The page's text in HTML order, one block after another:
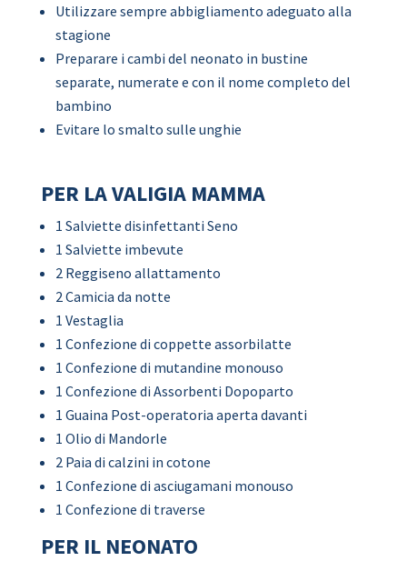
Utilizzare sempre abbigliamento adeguato alla
stagione
Preparare i cambi del neonato in bustine
separate, numerate e con il nome completo del
bambino
Evitare lo smalto sulle unghie
PER LA VALIGIA MAMMA
1 Salviette disinfettanti Seno
1 Salviette imbevute
2 Reggiseno allattamento
2 Camicia da notte
1 Vestaglia
1 Confezione di coppette assorbilatte
1 Confezione di mutandine monouso
1 Confezione di Assorbenti Dopoparto
1 Guaina Post-operatoria aperta davanti
1 Olio di Mandorle
2 Paia di calzini in cotone
1 Confezione di asciugamani monouso
1 Confezione di traverse
PER IL NEONATO